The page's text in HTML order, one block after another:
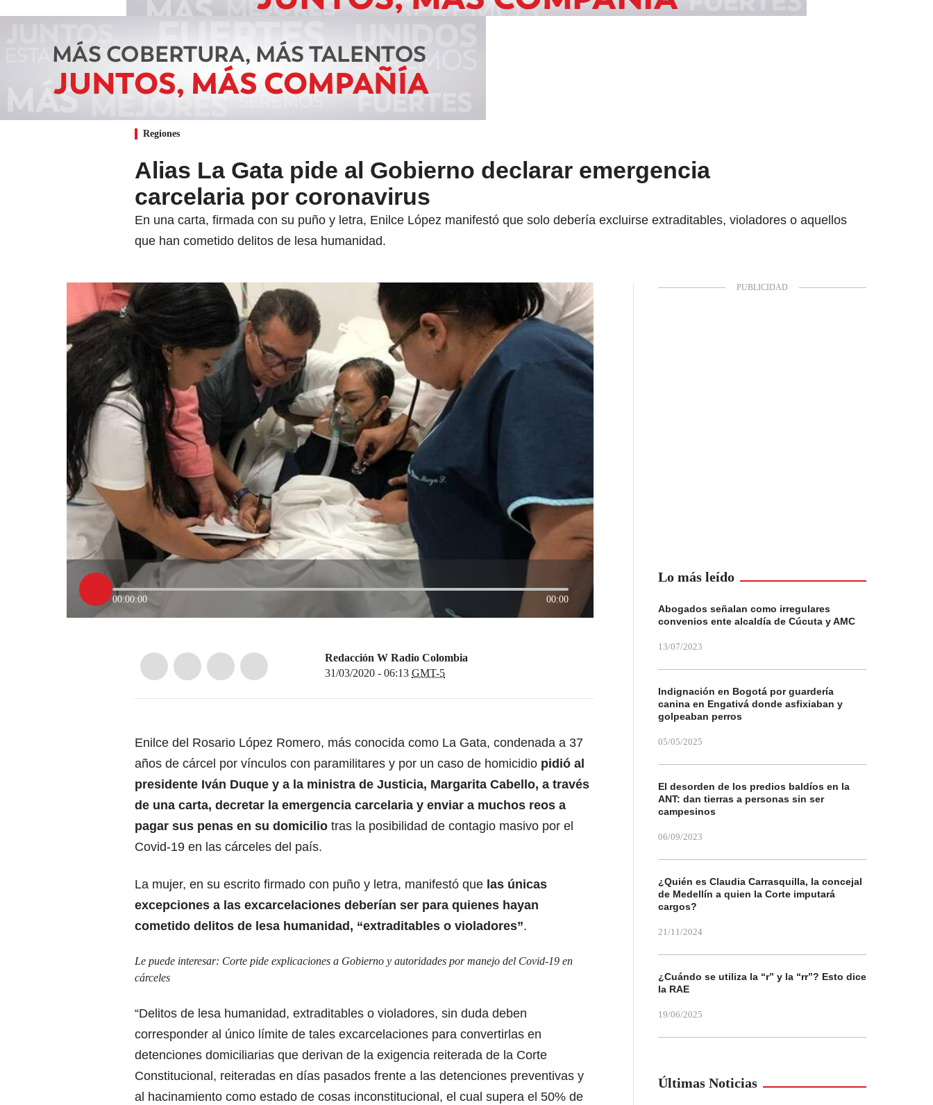
Regiones
Alias La Gata pide al Gobierno declarar emergencia
carcelaria por coronavirus
En una carta, firmada con su puño y letra, Enilce López manifestó que solo debería excluirse extraditables, violadores o aquellos
que han cometido delitos de lesa humanidad.
00:00:00 00:00
Redacción W Radio Colombia
31/03/2020 - 06:13 GMT-5
Enilce del Rosario López Romero, más conocida como La Gata, condenada a 37
años de cárcel por vínculos con paramilitares y por un caso de homicidio pidió al
presidente Iván Duque y a la ministra de Justicia, Margarita Cabello, a través
de una carta, decretar la emergencia carcelaria y enviar a muchos reos a
pagar sus penas en su domicilio tras la posibilidad de contagio masivo por el
Covid-19 en las cárceles del país.
La mujer, en su escrito firmado con puño y letra, manifestó que las únicas
excepciones a las excarcelaciones deberían ser para quienes hayan
cometido delitos de lesa humanidad, “extraditables o violadores”.
Le puede interesar: Corte pide explicaciones a Gobierno y autoridades por manejo del Covid-19 en
cárceles
“Delitos de lesa humanidad, extraditables o violadores, sin duda deben
corresponder al único límite de tales excarcelaciones para convertirlas en
detenciones domiciliarias que derivan de la exigencia reiterada de la Corte
Constitucional, reiteradas en días pasados frente a las detenciones preventivas y
al hacinamiento como estado de cosas inconstitucional, el cual supera el 50% de
Lo más leído
Abogados señalan como irregulares
convenios ente alcaldía de Cúcuta y AMC
13/07/2023
Indignación en Bogotá por guardería
canina en Engativá donde asfixiaban y
golpeaban perros
05/05/2025
El desorden de los predios baldíos en la
ANT: dan tierras a personas sin ser
campesinos
06/09/2023
¿Quién es Claudia Carrasquilla, la concejal
de Medellín a quien la Corte imputará
cargos?
21/11/2024
¿Cuándo se utiliza la “r” y la “rr”? Esto dice
la RAE
19/06/2025
Últimas Noticias